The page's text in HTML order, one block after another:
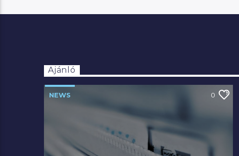
Ajánló
NEWS 0